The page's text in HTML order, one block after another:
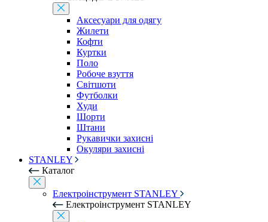
Аксесуари для одягу
Жилети
Кофти
Куртки
Поло
Робоче взуття
Світшоти
Футболки
Худи
Шорти
Штани
Рукавички захисні
Окуляри захисні
STANLEY
Каталог
Електроінструмент STANLEY
Електроінструмент STANLEY